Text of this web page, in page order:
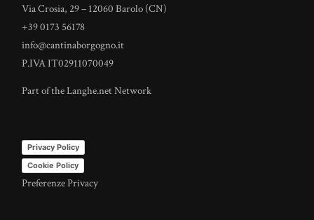
Via Crosia, 29 – 12060 Barolo (CN)
+39 0173 56178
info@cantinaborgogno.it
P.IVA IT02911070049
Part of theLanghe.netNetwork
Privacy Policy
Cookie Policy
Preferenze Privacy